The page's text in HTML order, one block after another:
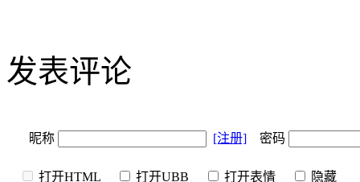
发表评论
昵称 [注册] 密码
打开HTML 打开UBB 打开表情 隐